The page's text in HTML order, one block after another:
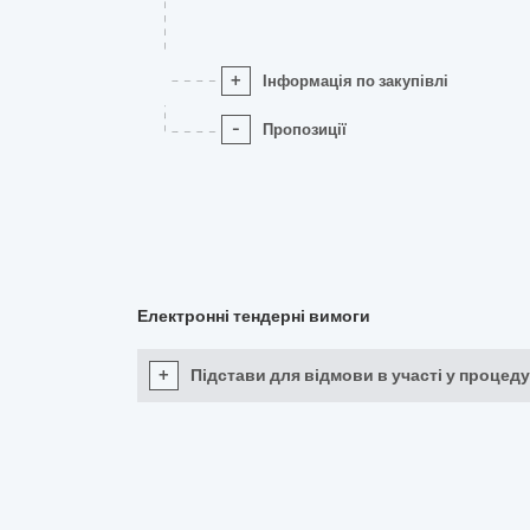
+ Інформація по закупівлі
- Пропозиції
Електронні тендерні вимоги
+ Підстави для відмови в участі у